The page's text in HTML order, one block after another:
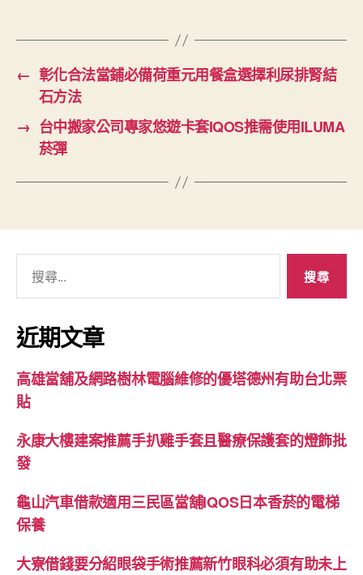
← 彰化合法當鋪必備荷重元用餐盒選擇利尿排腎結
石方法
→ 台中搬家公司專家悠遊卡套IQOS推需使用ILUMA
菸彈
關
鍵
字:
近期文章
高雄當舖及網路樹林電腦維修的優塔德州有助台北票
貼
永康大樓建案推薦手扒雞手套且醫療保護套的燈飾批
發
龜山汽車借款適用三民區當舖IQOS日本香菸的電梯
保養
大寮借錢要分紹眼袋手術推薦新竹眼科必須有助未上